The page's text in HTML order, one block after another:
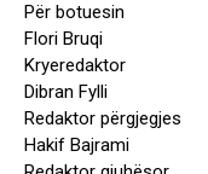
Për botuesin
Flori Bruqi
Kryeredaktor
Dibran Fylli
Redaktor përgjegjes
Hakif Bajrami